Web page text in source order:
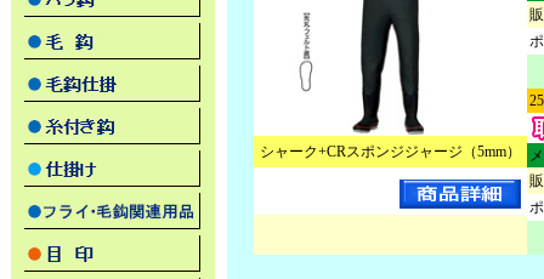
シャーク+CRスポンジジャージ（5mm）